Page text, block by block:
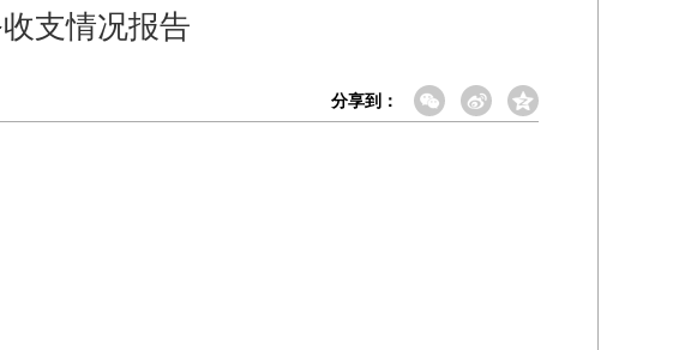
支情况报告
分享到：